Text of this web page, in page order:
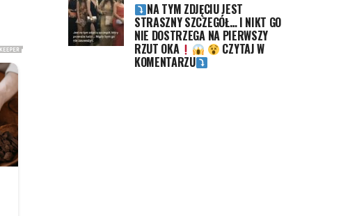
NA TYM ZDJĘCIU JEST
STRASZNY SZCZEGÓŁ… I NIKT GO
NIE DOSTRZEGA NA PIERWSZY
RZUT OKA CZYTAJ W
KOMENTARZU